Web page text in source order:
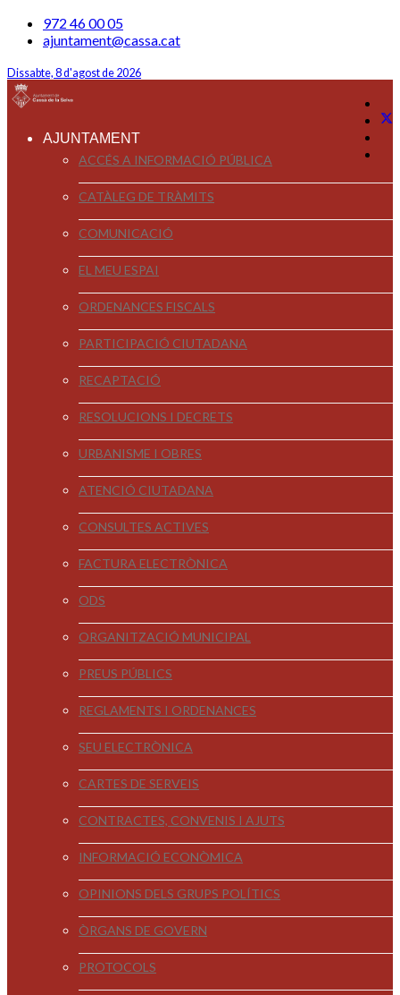
972 46 00 05
ajuntament@cassa.cat
Dissabte, 8 d'agost de 2026
AJUNTAMENT
ACCÉS A INFORMACIÓ PÚBLICA
CATÀLEG DE TRÀMITS
COMUNICACIÓ
EL MEU ESPAI
ORDENANCES FISCALS
PARTICIPACIÓ CIUTADANA
RECAPTACIÓ
RESOLUCIONS I DECRETS
URBANISME I OBRES
ATENCIÓ CIUTADANA
CONSULTES ACTIVES
FACTURA ELECTRÒNICA
ODS
ORGANITZACIÓ MUNICIPAL
PREUS PÚBLICS
REGLAMENTS I ORDENANCES
SEU ELECTRÒNICA
CARTES DE SERVEIS
CONTRACTES, CONVENIS I AJUTS
INFORMACIÓ ECONÒMICA
OPINIONS DELS GRUPS POLÍTICS
ÒRGANS DE GOVERN
PROTOCOLS